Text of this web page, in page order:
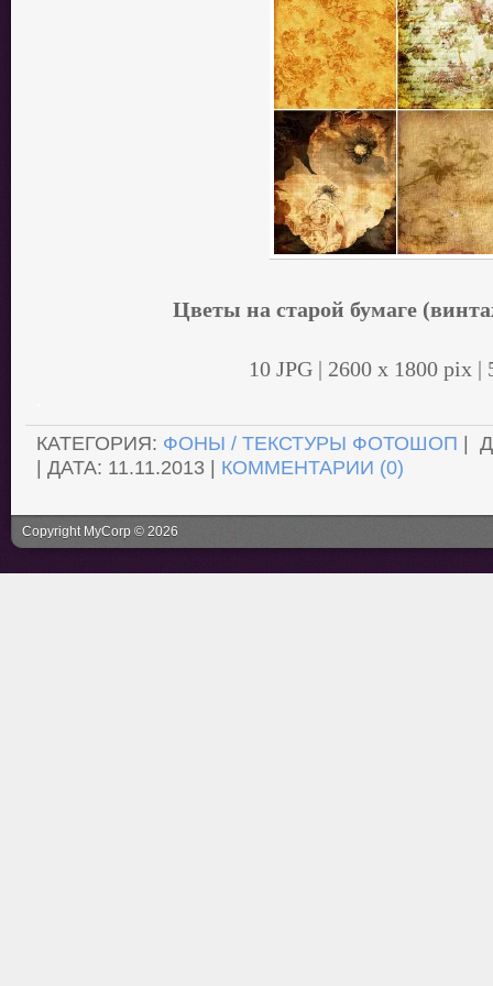
Цветы на старой бумаге
10 JPG | 2600 х 1800 pix |
КАТЕГОРИЯ: ФОНЫ / ТЕКСТУРЫ ФОТОШОП |
| ДАТА: 11.11.2013 | КОММЕНТАРИИ (0)
Copyright MyCorp © 2026